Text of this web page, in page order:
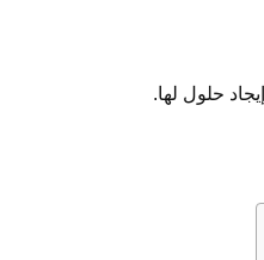
حلول لها.